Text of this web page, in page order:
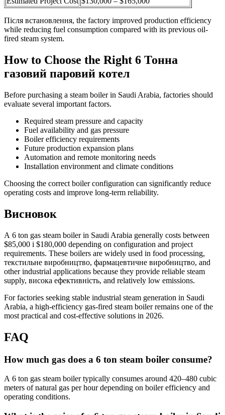
Після встановлення, the factory improved production efficiency
while reducing fuel consumption compared with its previous oil-
fired steam system.
How to Choose the Right 6 Тонна
газовий паровий котел
Before purchasing a steam boiler in Saudi Arabia, factories should
evaluate several important factors.
Required steam pressure and capacity
Fuel availability and gas pressure
Boiler efficiency requirements
Future production expansion plans
Automation and remote monitoring needs
Installation environment and climate conditions
Choosing the correct boiler configuration can significantly reduce
operating costs and improve long-term reliability.
Висновок
А 6 ton gas steam boiler in Saudi Arabia generally costs between
$85,000 і $180,000 depending on configuration and project
requirements. These boilers are widely used in food processing,
текстильне виробництво, фармацевтичне виробництво, and
other industrial applications because they provide reliable steam
supply, висока ефективність, and relatively low emissions.
For factories seeking stable industrial steam generation in Saudi
Arabia, a high-efficiency gas-fired steam boiler remains one of the
most practical and cost-effective solutions in 2026.
FAQ
How much gas does a 6 ton steam boiler consume?
А 6 ton gas steam boiler typically consumes around 420–480 cubic
meters of natural gas per hour depending on boiler efficiency and
operating conditions.